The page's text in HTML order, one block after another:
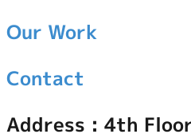
Our Work
Contact
Address : 4th